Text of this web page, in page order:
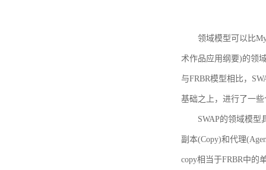
领域模型可以比
术作品应用纲要)的领
与FRBR模型相比，
基础之上，进行了一
SWAP的领域模型
副本(Copy)和代理
copy相当于FRBR中的